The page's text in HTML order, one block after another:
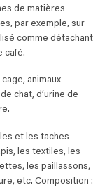
de matières
par exemple, sur
comme détachant
café.
animaux
chat, d’urine de
et les taches
les textiles, les
les paillassons,
etc. Composition :